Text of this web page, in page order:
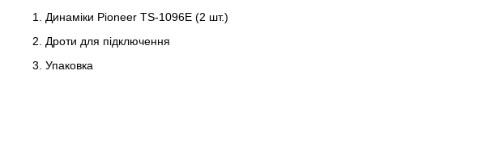
Динаміки Pioneer TS-1096E (2 шт.)
Дроти для підключення
Упаковка